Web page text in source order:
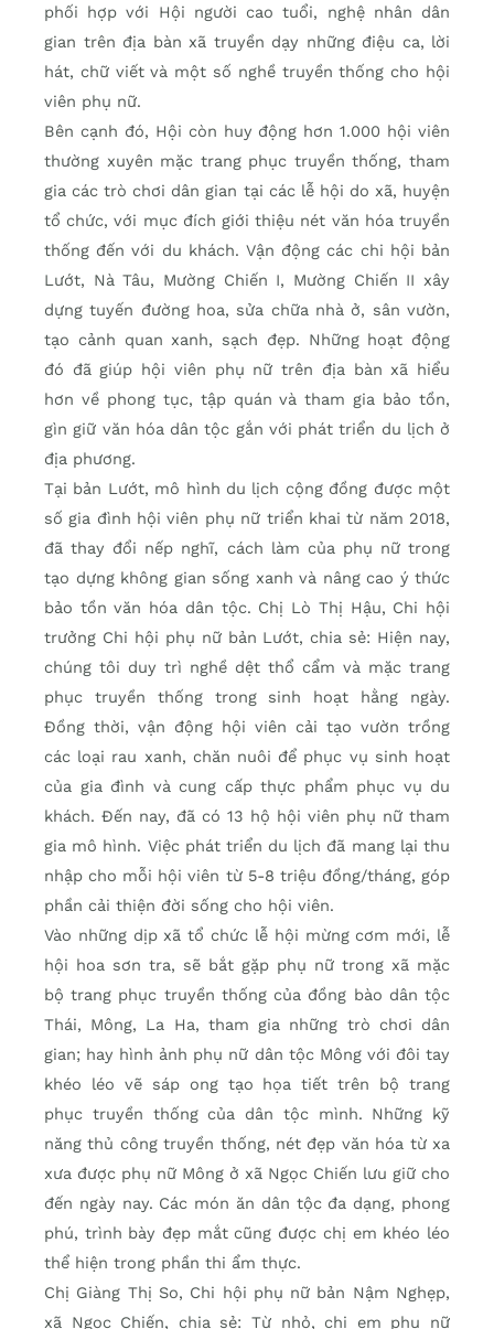
phối hợp với Hội người cao tuổi, nghệ nhân dân
gian trên địa bàn xã truyền dạy những điệu ca, lời
hát, chữ viết và một số nghề truyền thống cho hội
viên phụ nữ.
Bên cạnh đó, Hội còn huy động hơn 1.000 hội viên
thường xuyên mặc trang phục truyền thống, tham
gia các trò chơi dân gian tại các lễ hội do xã, huyện
tổ chức, với mục đích giới thiệu nét văn hóa truyền
thống đến với du khách. Vận động các chi hội bản
Lướt, Nà Tâu, Mường Chiến I, Mường Chiến II xây
dựng tuyến đường hoa, sửa chữa nhà ở, sân vườn,
tạo cảnh quan xanh, sạch đẹp. Những hoạt động
đó đã giúp hội viên phụ nữ trên địa bàn xã hiểu
hơn về phong tục, tập quán và tham gia bảo tồn,
gìn giữ văn hóa dân tộc gắn với phát triển du lịch ở
địa phương.
Tại bản Lướt, mô hình du lịch cộng đồng được một
số gia đình hội viên phụ nữ triển khai từ năm 2018,
đã thay đổi nếp nghĩ, cách làm của phụ nữ trong
tạo dựng không gian sống xanh và nâng cao ý thức
bảo tồn văn hóa dân tộc. Chị Lò Thị Hậu, Chi hội
trưởng Chi hội phụ nữ bản Lướt, chia sẻ: Hiện nay,
chúng tôi duy trì nghề dệt thổ cẩm và mặc trang
phục truyền thống trong sinh hoạt hằng ngày.
Đồng thời, vận động hội viên cải tạo vườn trồng
các loại rau xanh, chăn nuôi để phục vụ sinh hoạt
của gia đình và cung cấp thực phẩm phục vụ du
khách. Đến nay, đã có 13 hộ hội viên phụ nữ tham
gia mô hình. Việc phát triển du lịch đã mang lại thu
nhập cho mỗi hội viên từ 5-8 triệu đồng/tháng, góp
phần cải thiện đời sống cho hội viên.
Vào những dịp xã tổ chức lễ hội mừng cơm mới, lễ
hội hoa sơn tra, sẽ bắt gặp phụ nữ trong xã mặc
bộ trang phục truyền thống của đồng bào dân tộc
Thái, Mông, La Ha, tham gia những trò chơi dân
gian; hay hình ảnh phụ nữ dân tộc Mông với đôi tay
khéo léo vẽ sáp ong tạo họa tiết trên bộ trang
phục truyền thống của dân tộc mình. Những kỹ
năng thủ công truyền thống, nét đẹp văn hóa từ xa
xưa được phụ nữ Mông ở xã Ngọc Chiến lưu giữ cho
đến ngày nay. Các món ăn dân tộc đa dạng, phong
phú, trình bày đẹp mắt cũng được chị em khéo léo
thể hiện trong phần thi ẩm thực.
Chị Giàng Thị So, Chi hội phụ nữ bản Nậm Nghẹp,
xã Ngọc Chiến, chia sẻ: Từ nhỏ, chị em phụ nữ